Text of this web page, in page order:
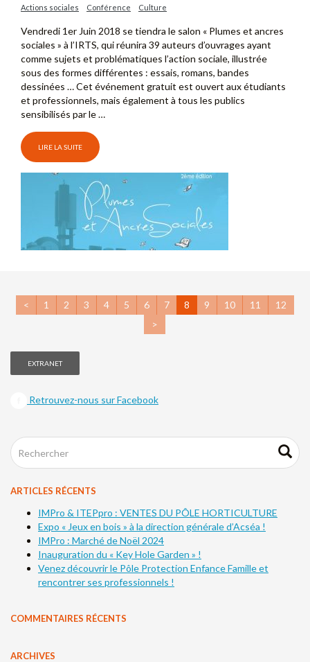
Actions sociales Conférence Culture
Vendredi 1er Juin 2018 se tiendra le salon « Plumes et ancres
sociales » à l’IRTS, qui réunira 39 auteurs d’ouvrages ayant
comme sujets et problématiques l’action sociale, illustrée
sous des formes différentes : essais, romans, bandes
dessinées … Cet événement gratuit est ouvert aux étudiants
et professionnels, mais également à tous les publics
sensibilisés par le …
LIRE LA SUITE
< 1 2 3 4 5 6 7 8 9 10 11
12
>
EXTRANET
Retrouvez-nous sur Facebook
ARTICLES RÉCENTS
IMPro & ITEPpro : VENTES DU PÔLE HORTICULTURE
Expo « Jeux en bois » à la direction générale d’Acséa !
IMPro : Marché de Noël 2024
Inauguration du « Key Hole Garden » !
Venez découvrir le Pôle Protection Enfance Famille et
rencontrer ses professionnels !
COMMENTAIRES RÉCENTS
ARCHIVES